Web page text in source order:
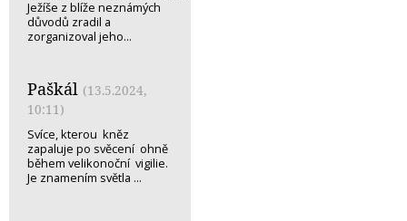
Ježíše z blíže neznámých
důvodů zradil a
zorganizoval jeho...
Paškál (13.5.2024,
10:11)
Svíce, kterou kněz
zapaluje po svěcení ohně
během velikonoční vigilie.
Je znamením světla ...